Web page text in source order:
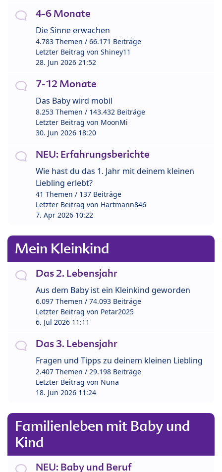
4-6 Monate
Die Sinne erwachen
4.783 Themen / 66.171 Beiträge
Letzter Beitrag von Shiney11
28. Jun 2026 21:52
7-12 Monate
Das Baby wird mobil
8.253 Themen / 143.432 Beiträge
Letzter Beitrag von MoonMi
30. Jun 2026 18:20
NEU: Erfahrungsberichte
Wie hast du das 1. Jahr mit deinem kleinen
Liebling erlebt?
41 Themen / 137 Beiträge
Letzter Beitrag von Hartmann846
7. Apr 2026 10:22
Mein Kleinkind
Das 2. Lebensjahr
Aus dem Baby ist ein Kleinkind geworden
6.097 Themen / 74.093 Beiträge
Letzter Beitrag von Petar2025
6. Jul 2026 11:11
Das 3. Lebensjahr
Fragen und Tipps zu deinem kleinen Liebling
2.407 Themen / 29.198 Beiträge
Letzter Beitrag von Nuna
18. Jun 2026 11:24
Familienleben mit Baby und
Kind
NEU: Baby und Beruf